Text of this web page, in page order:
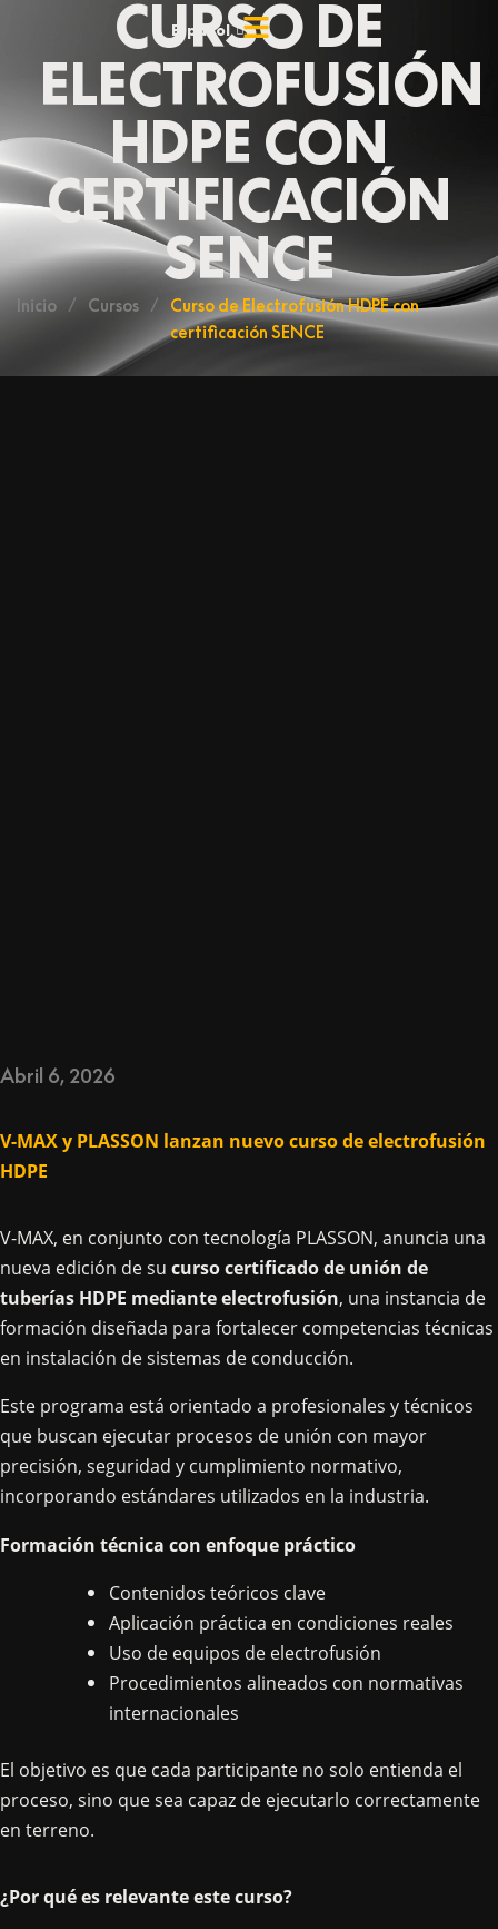
contenido
Español
English
CURSO DE
ELECTROFUSIÓN
HDPE CON
CERTIFICACIÓN
SENCE
Inicio / Cursos /
Curso de Electrofusión HDPE con
certificación SENCE
Abril 6, 2026
V-MAX y PLASSON lanzan nuevo curso de electrofusión
HDPE
V-MAX, en conjunto con tecnología PLASSON, anuncia una
nueva edición de su curso certificado de unión de
tuberías HDPE mediante electrofusión, una instancia de
formación diseñada para fortalecer competencias técnicas
en instalación de sistemas de conducción.
Este programa está orientado a profesionales y técnicos
que buscan ejecutar procesos de unión con mayor
precisión, seguridad y cumplimiento normativo,
incorporando estándares utilizados en la industria.
Formación técnica con enfoque práctico
Contenidos teóricos clave
Aplicación práctica en condiciones reales
Uso de equipos de electrofusión
Procedimientos alineados con normativas
internacionales
El objetivo es que cada participante no solo entienda el
proceso, sino que sea capaz de ejecutarlo correctamente
en terreno.
¿Por qué es relevante este curso?